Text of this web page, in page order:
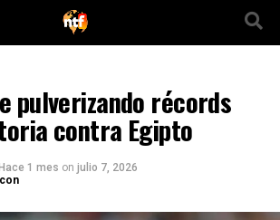
pulverizando récords
contra Egipto
Hace 1 mes on julio 7, 2026